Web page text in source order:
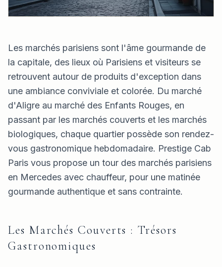
Les marchés parisiens sont l'âme gourmande de
la capitale, des lieux où Parisiens et visiteurs se
retrouvent autour de produits d'exception dans
une ambiance conviviale et colorée. Du marché
d'Aligre au marché des Enfants Rouges, en
passant par les marchés couverts et les marchés
biologiques, chaque quartier possède son rendez-
vous gastronomique hebdomadaire. Prestige Cab
Paris vous propose un tour des marchés parisiens
en Mercedes avec chauffeur, pour une matinée
gourmande authentique et sans contrainte.
Les Marchés Couverts : Trésors
Gastronomiques